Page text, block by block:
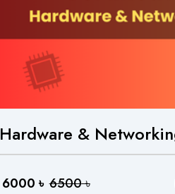
Hardware &
6000৳ 6500৳